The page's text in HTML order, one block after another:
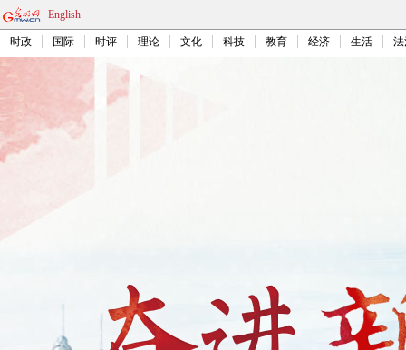
English
时政 国际 时评 理论 文化 科技 教育 经济 生活